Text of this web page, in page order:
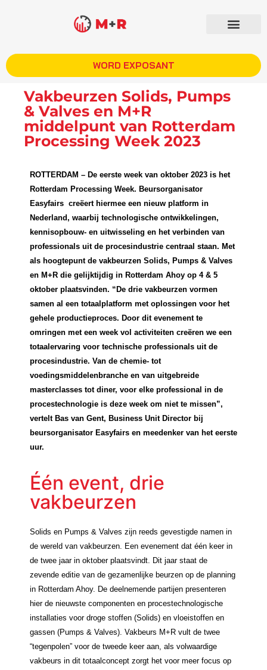
WORD EXPOSANT
Vakbeurzen Solids, Pumps
& Valves en M+R
middelpunt van Rotterdam
Processing Week 2023
ROTTERDAM – De eerste week van oktober 2023 is het
Rotterdam Processing Week. Beursorganisator
Easyfairs creëert hiermee een nieuw platform in
Nederland, waarbij technologische ontwikkelingen,
kennisopbouw- en uitwisseling en het verbinden van
professionals uit de procesindustrie centraal staan. Met
als hoogtepunt de vakbeurzen Solids, Pumps & Valves
en M+R die gelijktijdig in Rotterdam Ahoy op 4 & 5
oktober plaatsvinden. “De drie vakbeurzen vormen
samen al een totaalplatform met oplossingen voor het
gehele productieproces. Door dit evenement te
omringen met een week vol activiteiten creëren we een
totaalervaring voor technische professionals uit de
procesindustrie. Van de chemie- tot
voedingsmiddelenbranche en van uitgebreide
masterclasses tot diner, voor elke professional in de
procestechnologie is deze week om niet te missen”,
vertelt Bas van Gent, Business Unit Director bij
beursorganisator Easyfairs en meedenker van het eerste
uur.
Één event, drie
vakbeurzen
Solids en Pumps & Valves zijn reeds gevestigde namen in
de wereld van vakbeurzen. Een evenement dat één keer in
de twee jaar in oktober plaatsvindt. Dit jaar staat de
zevende editie van de gezamenlijke beurzen op de planning
in Rotterdam Ahoy. De deelnemende partijen presenteren
hier de nieuwste componenten en procestechnologische
installaties voor droge stoffen (Solids) en vloeistoffen en
gassen (Pumps & Valves). Vakbeurs M+R vult de twee
“tegenpolen” voor de tweede keer aan, als volwaardige
vakbeurs in dit totaalconcept zorgt het voor meer focus op